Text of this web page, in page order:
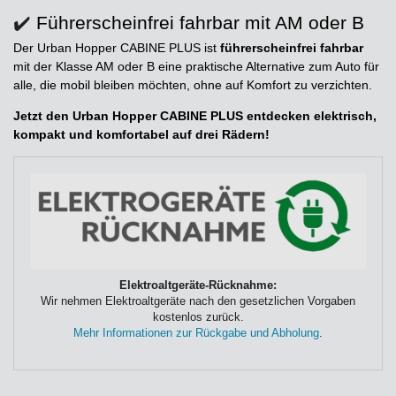
✔️ Führerscheinfrei fahrbar mit AM oder B
Der Urban Hopper CABINE PLUS ist führerscheinfrei fahrbar
mit der Klasse AM oder B eine praktische Alternative zum Auto für
alle, die mobil bleiben möchten, ohne auf Komfort zu verzichten.
Jetzt den Urban Hopper CABINE PLUS entdecken elektrisch,
kompakt und komfortabel auf drei Rädern!
Elektroaltgeräte-Rücknahme:
Wir nehmen Elektroaltgeräte nach den gesetzlichen Vorgaben
kostenlos zurück.
Mehr Informationen zur Rückgabe und Abholung.